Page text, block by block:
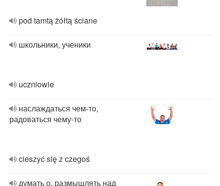
pod tamtą żółtą ściane
школьники, ученики
uczniowie
наслаждаться чем-то,
радоваться чему-то
cieszyć się z czegoś
думать о, размышлять над